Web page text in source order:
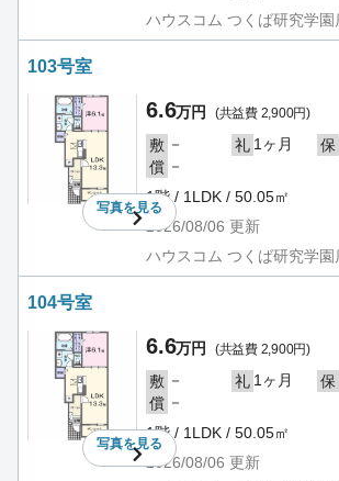
ハウスコム つくば研究学園
103号室
写真を見る
6.6万円 (共益費 2,900円)
敷 － 礼 1ヶ月 保
償 －
1階 / 1LDK / 50.05㎡
2026/08/06 更新
ハウスコム つくば研究学園
104号室
写真を見る
6.6万円 (共益費 2,900円)
敷 － 礼 1ヶ月 保
償 －
1階 / 1LDK / 50.05㎡
2026/08/06 更新